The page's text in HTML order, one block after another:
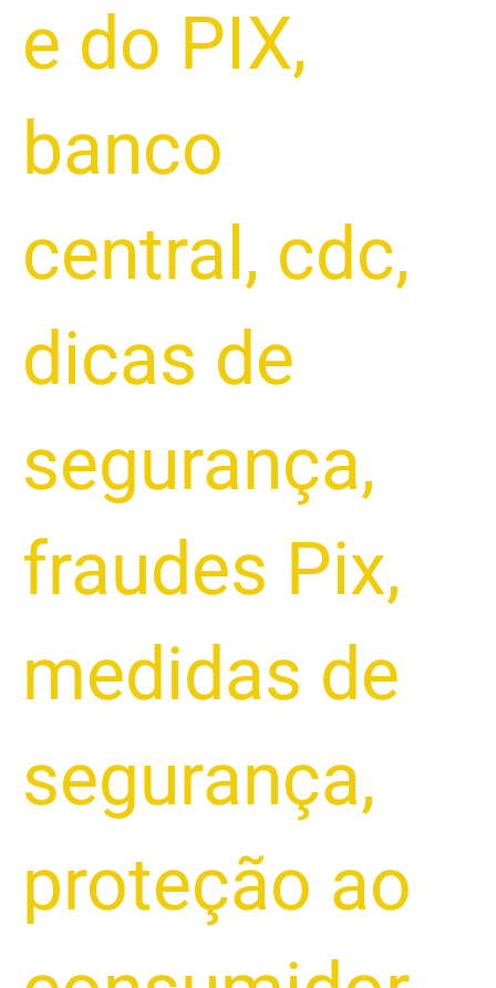
e do PIX,
banco
central , cdc,
dicas de
segurança,
fraudes Pix,
medidas de
segurança,
proteção ao